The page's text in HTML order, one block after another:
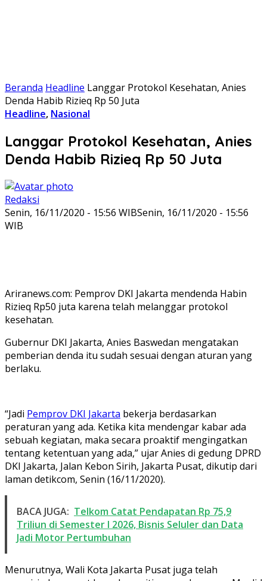
Beranda Headline Langgar Protokol Kesehatan, Anies
Denda Habib Rizieq Rp 50 Juta
Headline, Nasional
Langgar Protokol Kesehatan, Anies
Denda Habib Rizieq Rp 50 Juta
Redaksi
Senin, 16/11/2020 - 15:56 WIBSenin, 16/11/2020 - 15:56
WIB
Ariranews.com: Pemprov DKI Jakarta mendenda Habin
Rizieq Rp50 juta karena telah melanggar protokol
kesehatan.
Gubernur DKI Jakarta, Anies Baswedan mengatakan
pemberian denda itu sudah sesuai dengan aturan yang
berlaku.
“Jadi Pemprov DKI Jakarta bekerja berdasarkan
peraturan yang ada. Ketika kita mendengar kabar ada
sebuah kegiatan, maka secara proaktif mengingatkan
tentang ketentuan yang ada,” ujar Anies di gedung DPRD
DKI Jakarta, Jalan Kebon Sirih, Jakarta Pusat, dikutip dari
laman detikcom, Senin (16/11/2020).
BACA JUGA: Telkom Catat Pendapatan Rp 75,9
Triliun di Semester I 2026, Bisnis Seluler dan Data
Jadi Motor Pertumbuhan
Menurutnya, Wali Kota Jakarta Pusat juga telah